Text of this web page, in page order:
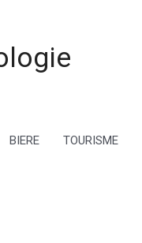
BIERE TOURISME